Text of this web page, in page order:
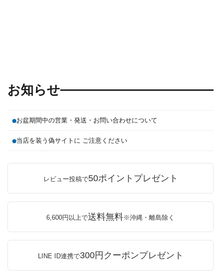
お知らせ
お盆期間中の営業・発送・お問い合わせについて
当店を装う偽サイトに ご注意ください
レビュー投稿で50ポイントプレゼント
6,600円以上で送料無料※沖縄・離島除く
LINE ID連携で300円クーポンプレゼント